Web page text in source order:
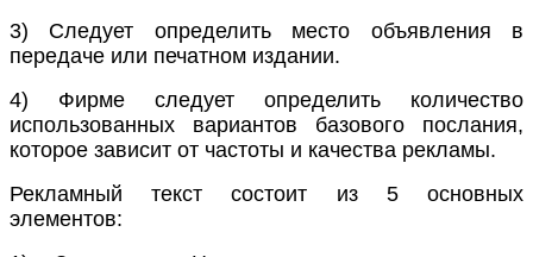
3) Следует определить место объявления в
передаче или печатном издании.
4) Фирме следует определить количество
использованных вариантов базового послания,
которое зависит от частоты и качества рекламы.
Рекламный текст состоит из 5 основных
элементов: